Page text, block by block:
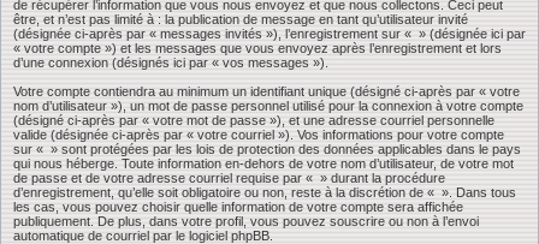
de récupérer l’information que vous nous envoyez et que nous collectons. Ceci peut
être, et n’est pas limité à : la publication de message en tant qu’utilisateur invité
(désignée ci-après par « messages invités »), l’enregistrement sur « » (désignée ici par
« votre compte ») et les messages que vous envoyez après l’enregistrement et lors
d’une connexion (désignés ici par « vos messages »).
Votre compte contiendra au minimum un identifiant unique (désigné ci-après par « votre
nom d’utilisateur »), un mot de passe personnel utilisé pour la connexion à votre compte
(désigné ci-après par « votre mot de passe »), et une adresse courriel personnelle
valide (désignée ci-après par « votre courriel »). Vos informations pour votre compte
sur « » sont protégées par les lois de protection des données applicables dans le pays
qui nous héberge. Toute information en-dehors de votre nom d’utilisateur, de votre mot
de passe et de votre adresse courriel requise par « » durant la procédure
d’enregistrement, qu’elle soit obligatoire ou non, reste à la discrétion de « ». Dans tous
les cas, vous pouvez choisir quelle information de votre compte sera affichée
publiquement. De plus, dans votre profil, vous pouvez souscrire ou non à l’envoi
automatique de courriel par le logiciel phpBB.